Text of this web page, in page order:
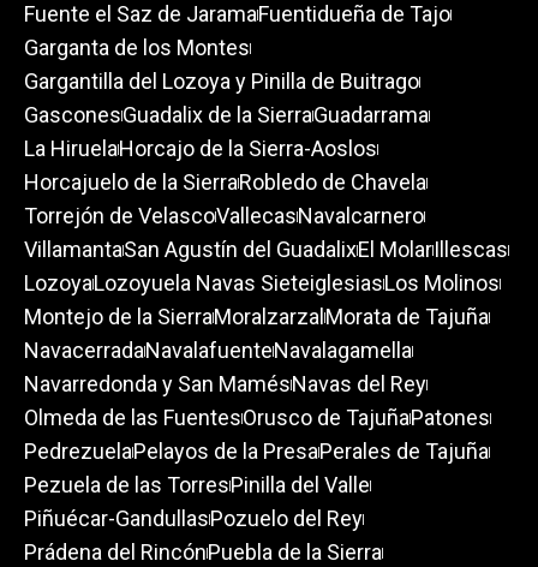
Fuente el Saz de JaramaFuentidueña de Tajo
Garganta de los Montes
Gargantilla del Lozoya y Pinilla de Buitrago
GasconesGuadalix de la SierraGuadarrama
La HiruelaHorcajo de la Sierra-Aoslos
Horcajuelo de la SierraRobledo de Chavela
Torrejón de VelascoVallecasNavalcarnero
VillamantaSan Agustín del GuadalixEl MolarIllescas
LozoyaLozoyuela Navas SieteiglesiasLos Molinos
Montejo de la SierraMoralzarzal Morata de Tajuña
NavacerradaNavalafuenteNavalagamella
Navarredonda y San MamésNavas del Rey
Olmeda de las FuentesOrusco de TajuñaPatones
PedrezuelaPelayos de la PresaPerales de Tajuña
Pezuela de las TorresPinilla del Valle
Piñuécar-GandullasPozuelo del Rey
Prádena del RincónPuebla de la Sierra